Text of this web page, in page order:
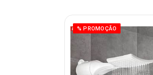
% PROMOÇÃO